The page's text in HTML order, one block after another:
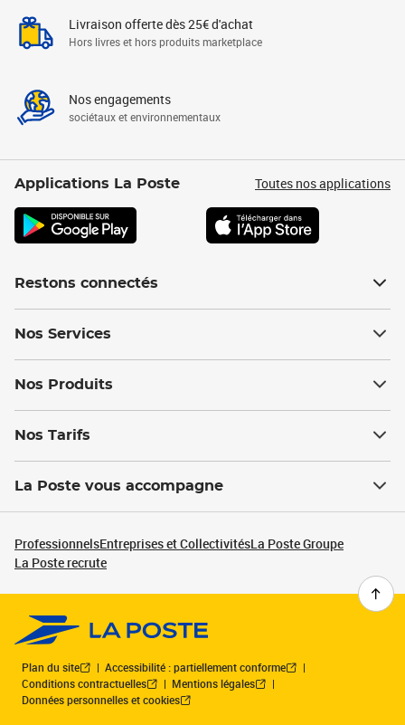
Livraison offerte dès 25€ d'achat
Hors livres et hors produits marketplace
Nos engagements
sociétaux et environnementaux
Applications La Poste Toutes nos applications
Restons connectés
Nos Services
Nos Produits
Nos Tarifs
La Poste vous accompagne
ProfessionnelsEntreprises et CollectivitésLa Poste Groupe
La Poste recrute
Plan du site
Accessibilité : partiellement conforme
Conditions contractuelles
Mentions légales
Données personnelles et cookies